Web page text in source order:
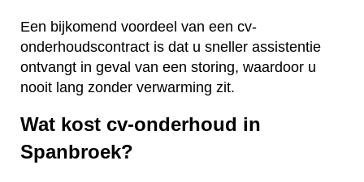
Een bijkomend voordeel van een cv-
onderhoudscontract is dat u sneller assistentie
ontvangt in geval van een storing, waardoor u
nooit lang zonder verwarming zit.
Wat kost cv-onderhoud in
Spanbroek?